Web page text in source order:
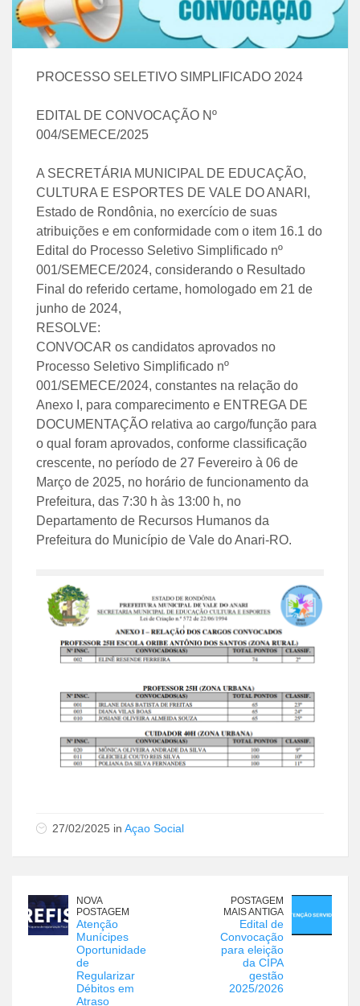
PROCESSO SELETIVO SIMPLIFICADO 2024
EDITAL DE CONVOCAÇÃO Nº
004/SEMECE/2025
A SECRETÁRIA MUNICIPAL DE EDUCAÇÃO,
CULTURA E ESPORTES DE VALE DO ANARI,
Estado de Rondônia, no exercício de suas
atribuições e em conformidade com o item 16.1 do
Edital do Processo Seletivo Simplificado nº
001/SEMECE/2024, considerando o Resultado
Final do referido certame, homologado em 21 de
junho de 2024,
RESOLVE:
CONVOCAR os candidatos aprovados no
Processo Seletivo Simplificado nº
001/SEMECE/2024, constantes na relação do
Anexo I, para comparecimento e ENTREGA DE
DOCUMENTAÇÃO relativa ao cargo/função para
o qual foram aprovados, conforme classificação
crescente, no período de 27 Fevereiro à 06 de
Março de 2025, no horário de funcionamento da
Prefeitura, das 7:30 h às 13:00 h, no
Departamento de Recursos Humanos da
Prefeitura do Município de Vale do Anari-RO.
27/02/2025 in Açao Social
NOVA
POSTAGEM
Atenção
Munícipes
Oportunidade
de
Regularizar
Débitos em
Atraso
POSTAGEM
MAIS ANTIGA
Edital de
Convocação
para eleição
da CIPA
gestão
2025/2026